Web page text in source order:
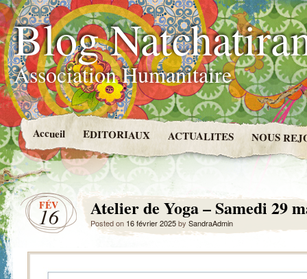
Blog
Association Humanitaire
Accueil EDITORIAUX ACTUALITES NOUS
FÉV
16 Atelier de Yoga – Samedi 29
Posted on 16 février 2025by SandraAdmin